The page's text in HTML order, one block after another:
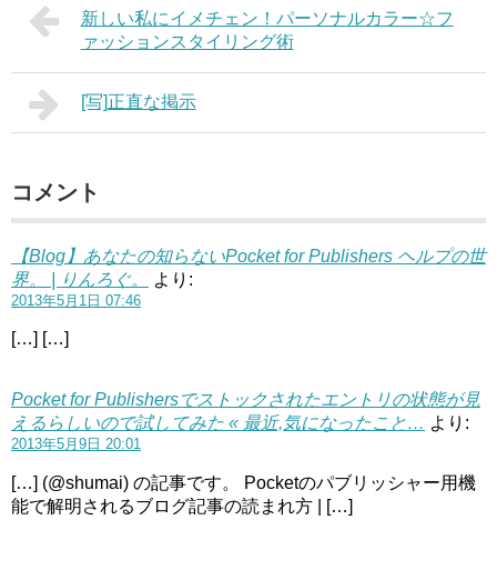
新しい私にイメチェン！パーソナルカラー☆フ
ァッションスタイリング術
[写]正直な掲示
コメント
【Blog】あなたの知らないPocket for Publishers ヘルプの世
界。 | りんろぐ。
より:
2013年5月1日 07:46
[…] […]
Pocket for Publishersでストックされたエントリの状態が見
えるらしいので試してみた « 最近,気になったこと… より:
2013年5月9日 20:01
[…] (@shumai) の記事です。 Pocketのパブリッシャー用機
能で解明されるブログ記事の読まれ方 | […]